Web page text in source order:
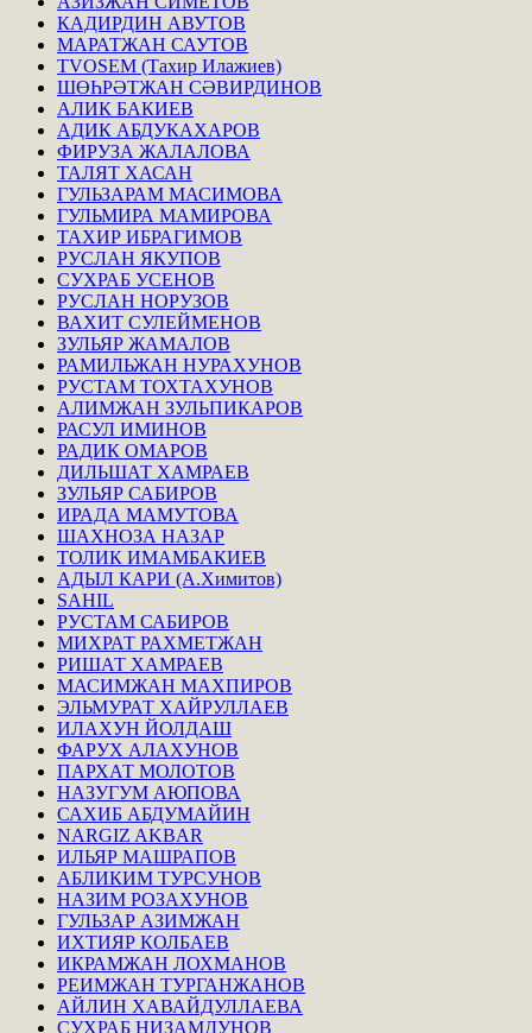
КАДИРДИН АВУТОВ
МАРАТЖАН САУТОВ
TVOSEM (Тахир Илажиев)
ШӨҺРӘТЖАН СӘВИРДИНОВ
АЛИК БАКИЕВ
АДИК АБДУКАХАРОВ
ФИРУЗА ЖАЛАЛОВА
ТАЛЯТ ХАСАН
ГУЛЬЗАРАМ МАСИМОВА
ГУЛЬМИРА МАМИРОВА
ТАХИР ИБРАГИМОВ
РУСЛАН ЯКУПОВ
СУХРАБ УСЕНОВ
РУСЛАН НОРУЗОВ
ВАХИТ СУЛЕЙМЕНОВ
ЗУЛЬЯР ЖАМАЛОВ
РАМИЛЬЖАН НУРАХУНОВ
РУСТАМ ТОХТАХУНОВ
АЛИМЖАН ЗУЛЬПИКАРОВ
РАСУЛ ИМИНОВ
РАДИК ОМАРОВ
ДИЛЬШАТ ХАМРАЕВ
ЗУЛЬЯР САБИРОВ
ИРАДА МАМУТОВА
ШАХНОЗА НАЗАР
ТОЛИК ИМАМБАКИЕВ
АДЫЛ КАРИ (А.Химитов)
SAHIL
РУСТАМ САБИРОВ
МИХРАТ РАХМЕТЖАН
РИШАТ ХАМРАЕВ
МАСИМЖАН МАХПИРОВ
ЭЛЬМУРАТ ХАЙРУЛЛАЕВ
ИЛАХУН ЙОЛДАШ
ФАРУХ АЛАХУНОВ
ПАРХАТ МОЛОТОВ
НАЗУГУМ АЮПОВА
САХИБ АБДУМАЙИН
NARGIZ AKBAR
ИЛЬЯР МАШРАПОВ
АБЛИКИМ ТУРСУНОВ
НАЗИМ РОЗАХУНОВ
ГУЛЬЗАР АЗИМЖАН
ИХТИЯР КОЛБАЕВ
ИКРАМЖАН ЛОХМАНОВ
РЕИМЖАН ТУРГАНЖАНОВ
АЙЛИН ХАВАЙДУЛЛАЕВА
СУХРАБ НИЗАМДУНОВ